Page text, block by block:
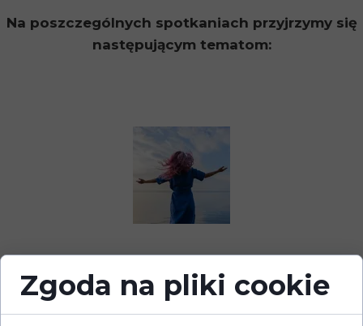
Spotkanie 2.
Na poszczególnych spotkaniach przyjrzymy się
następującym tematom:
Zgoda na pliki cookie